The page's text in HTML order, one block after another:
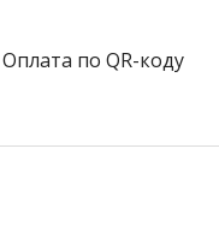
по QR-коду